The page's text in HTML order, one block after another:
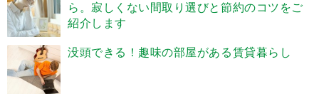
ら。寂しくない間取り選びと節約のコツをご
紹介します
没頭できる！趣味の部屋がある賃貸暮らし